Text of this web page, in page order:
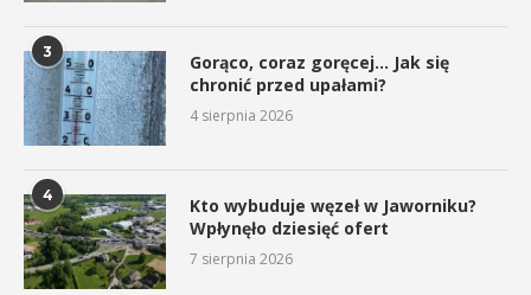
3
Gorąco, coraz goręcej… Jak się
chronić przed upałami?
4 sierpnia 2026
4
Kto wybuduje węzeł w Jaworniku?
Wpłynęło dziesięć ofert
7 sierpnia 2026